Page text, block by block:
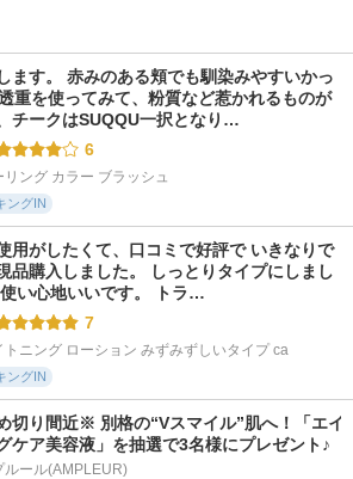
ます。 赤みのある頬でも馴染みやすいかっ
重を使ってみて、粉質など惹かれるものが
チークはSUQQU一択となり…
6
リング カラー ブラッシュ
ングIN
用がしたくて、口コミで好評で いきなりで
品購入しました。 しっとりタイプにしまし
い心地いいです。 トラ…
7
トニング ローション みずみずしいタイプ ca
ングIN
切り間近※ 別格の“Vスマイル”肌へ！「エイ
ケア美容液」を抽選で3名様にプレゼント♪
ルール(AMPLEUR)